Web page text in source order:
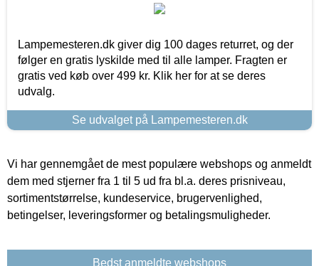
Lampemesteren.dk giver dig 100 dages returret, og der
følger en gratis lyskilde med til alle lamper. Fragten er
gratis ved køb over 499 kr. Klik her for at se deres
udvalg.
Se udvalget på Lampemesteren.dk
Vi har gennemgået de mest populære webshops og anmeldt
dem med stjerner fra 1 til 5 ud fra bl.a. deres prisniveau,
sortimentstørrelse, kundeservice, brugervenlighed,
betingelser, leveringsformer og betalingsmuligheder.
Bedst anmeldte webshops